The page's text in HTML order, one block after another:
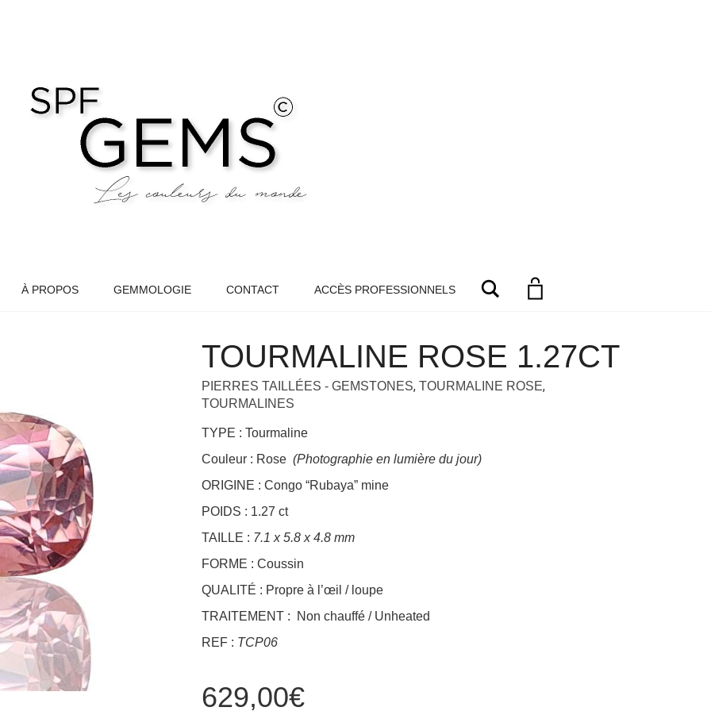
À PROPOS GEMMOLOGIE CONTACT ACCÈS PROFESSIONNELS Search
TOURMALINE ROSE 1.27CT
PIERRES TAILLÉES - GEMSTONES, TOURMALINE ROSE,
TOURMALINES
TYPE : Tourmaline
Couleur : Rose (Photographie en lumière du jour)
ORIGINE : Congo “Rubaya” mine
POIDS : 1.27 ct
TAILLE : 7.1 x 5.8 x 4.8 mm
FORME : Coussin
QUALITÉ : Propre à l’œil / loupe
TRAITEMENT : Non chauffé / Unheated
REF : TCP06
629,00€